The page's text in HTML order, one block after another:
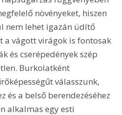
növényeket, hiszen
nem lehet igazán üdítő
a vágott virágok is fontosak
és cserépedények szép
Burkolatként
válasszunk,
és a belső berendezéséhez
alkalmas egy esti